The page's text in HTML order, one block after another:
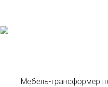
Мебель-трансформер